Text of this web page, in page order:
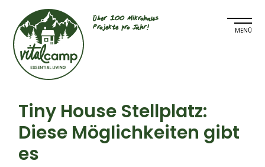
Über 100 Mikrohaus
Projekte pro Jahr!
Tiny House Stellplatz:
Diese Möglichkeiten gibt
es